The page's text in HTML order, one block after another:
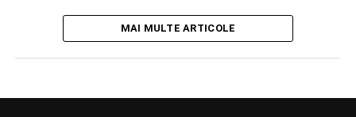
MAI MULTE ARTICOLE